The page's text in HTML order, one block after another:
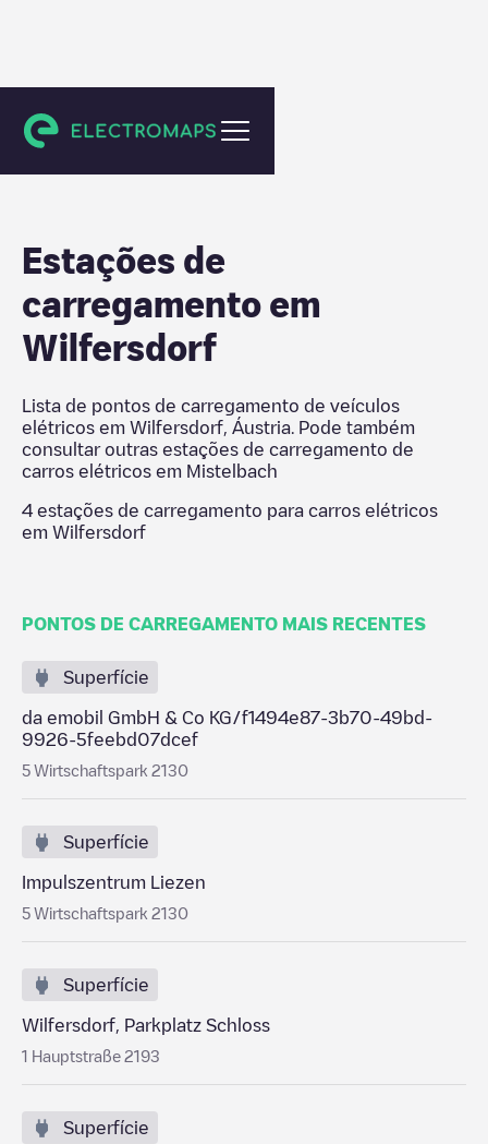
Mistelbach
Estações de
carregamento em
Wilfersdorf
Lista de pontos de carregamento de veículos
elétricos em Wilfersdorf Áustria . Pode também
consultar outras estações de carregamento de
carros elétricos em Mistelbach
4 estações de carregamento para carros elétricos
em Wilfersdorf
PONTOS DE CARREGAMENTO MAIS RECENTES
Superfície
da emobil GmbH & Co KG/f1494e87-3b70-49bd-
9926-5feebd07dcef
5 Wirtschaftspark 2130
Superfície
Impulszentrum Liezen
5 Wirtschaftspark 2130
Superfície
Wilfersdorf, Parkplatz Schloss
1 Hauptstraße 2193
Superfície